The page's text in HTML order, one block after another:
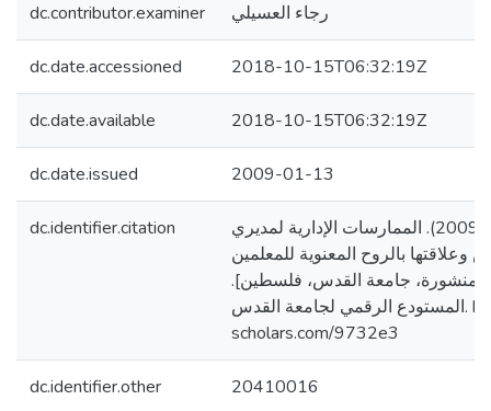
dc.contributor.examiner رجاء العسيلي
dc.date.accessioned 2018-10-15T06:32:19Z
dc.date.available 2018-10-15T06:32:19Z
dc.date.issued 2009-01-13
dc.identifier.citation
غول، جميلة حسن. (2009). الممارسات الإدارية لمديري
بالروح المعنوية للمعلمين
منشورة، جامعة القدس، فلسطين].
المستودع الرقمي لجامعة القدس. https://arab-
scholars.com/9732e3
dc.identifier.other 20410016